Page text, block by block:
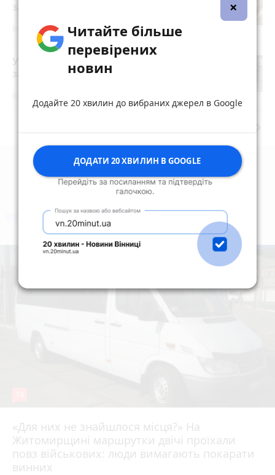
заборонено робити цього дня
Вчора о 10:00
У Житомирі правоохоронці
затримали торговця зброєю
Найчастішекоментують
«Для них не знайшлося місця?» На
Житомирщині маршрутки двічі проїхали
повз військових: люди вимагають покарати
винних
17 липня 2026 р.
×
Читайте більше
перевірених
новин
Додайте 20 хвилин до вибраних джерел в Google
ДОДАТИ 20 ХВИЛИН В GOOGLE